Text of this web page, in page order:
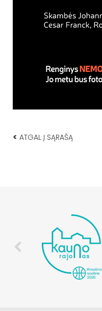
< ATGAL Į SĄRAŠĄ